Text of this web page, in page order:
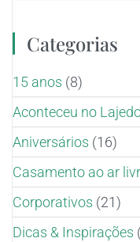
Categorias
15 anos (8)
Aconteceu no
Aniversários (16)
Casamento ao ar
Corporativos (21)
Dicas & Inspirações